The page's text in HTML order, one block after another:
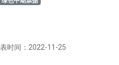
时间：2022-11-25